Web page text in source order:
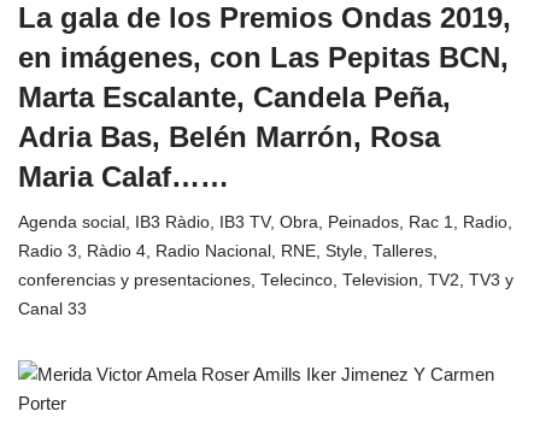
La gala de los Premios Ondas 2019,
en imágenes, con Las Pepitas BCN,
Marta Escalante, Candela Peña,
Adria Bas, Belén Marrón, Rosa
Maria Calaf……
Agenda social , IB3 Ràdio, IB3 TV, Obra, Peinados, Rac 1, Radio,
Radio 3, Ràdio 4, Radio Nacional , RNE, Style, Talleres,
conferencias y presentaciones, Telecinco, Television, TV2, TV3 y
Canal 33